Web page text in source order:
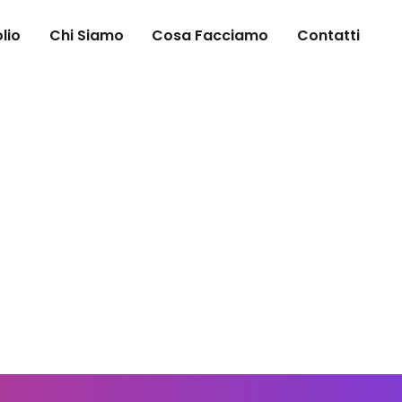
Chi Siamo Cosa Facciamo Contatti